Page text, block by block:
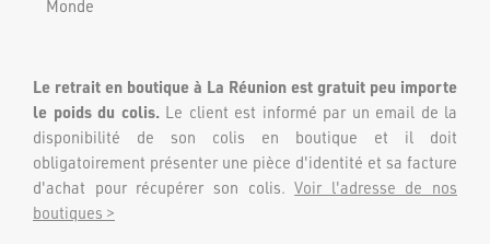
Monde
Le retrait en boutique à La Réunion est gratuit peu importe
le poids du colis. Le client est informé par un email de la
disponibilité de son colis en boutique et il doit
obligatoirement présenter une pièce d'identité et sa facture
d'achat pour récupérer son colis.Voir l'adresse de nos
boutiques >